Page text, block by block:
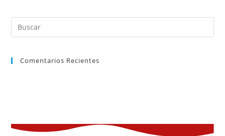
Comentarios Recientes